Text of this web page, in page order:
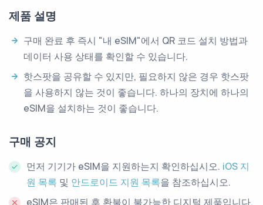
제품 설명
구매 완료 후 즉시 "내 eSIM"에서 QR 코드 설치 방법과
데이터 사용 상태를 확인할 수 있습니다.
핫스팟을 공유할 수 있지만, 필요하지 않은 경우 핫스팟
을 사용하지 않는 것이 좋습니다. 하나의 장치에 하나의
eSIM을 설치하는 것이 좋습니다.
구매 공지
먼저 기기가 eSIM을 지원하는지 확인하십시오. iOS 지
원 목록 및 안드로이드 지원 목록을 참조하십시오.
eSIM은 판매된 후 환불이 불가능한 디지털 제품입니다.